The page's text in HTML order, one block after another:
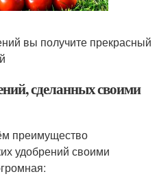
вы получите прекрасный
сделанных своими
преимущество
удобрений своими